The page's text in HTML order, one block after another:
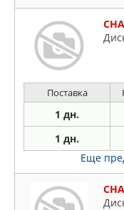
Поставка
1 дн.
1 дн.
Еще